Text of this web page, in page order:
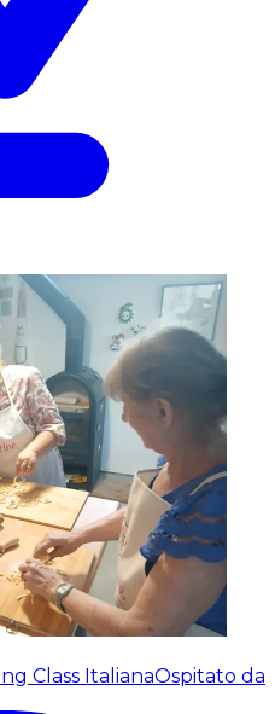
Class ItalianaOspitato da